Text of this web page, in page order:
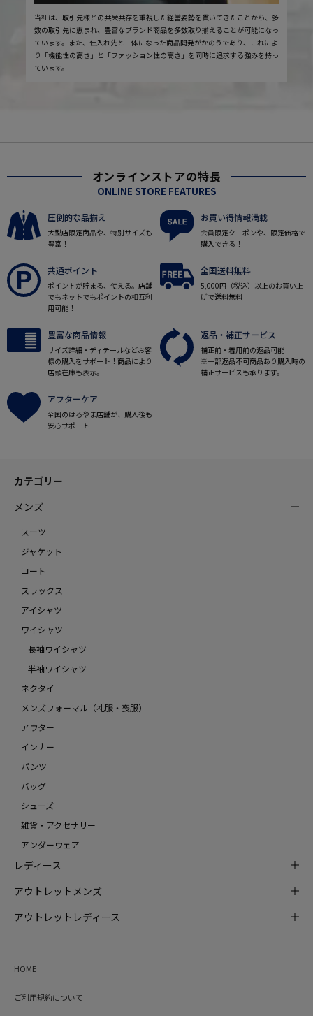
当社は、取引先様との共栄共存を重視した経営姿勢を貫いてきたことから、多
数の取引先に恵まれ、豊富なブランド商品を多数取り揃えることが可能になっ
ています。また、仕入れ先と一体になった商品開発がかのうであり、これによ
り「機能性の高さ」と「ファッション性の高さ」を同時に追求する強みを持っ
ています。
オンラインストアの特長
ONLINE STORE FEATURES
圧倒的な品揃え
大型店限定商品や、特別サイズも
豊富！
お買い得情報満載
会員限定クーポンや、限定価格で
購入できる！
共通ポイント
ポイントが貯まる、使える。店舗
でもネットでもポイントの相互利
用可能！
全国送料無料
5,000円（税込）以上のお買い上
げで送料無料
豊富な商品情報
サイズ詳細・ディテールなどお客
様の購入をサポート！商品により
店頭在庫も表示。
返品・補正サービス
補正前・着用前の返品可能
※一部返品不可商品あり購入時の
補正サービスも承ります。
アフターケア
全国のはるやま店舗が、購入後も
安心サポート
カテゴリー
メンズ
スーツ
ジャケット
コート
スラックス
アイシャツ
ワイシャツ
長袖ワイシャツ
半袖ワイシャツ
ネクタイ
メンズフォーマル（礼服・喪服）
アウター
インナー
パンツ
バッグ
シューズ
雑貨・アクセサリー
アンダーウェア
レディース
アウトレットメンズ
アウトレットレディース
HOME
ご利用規約について